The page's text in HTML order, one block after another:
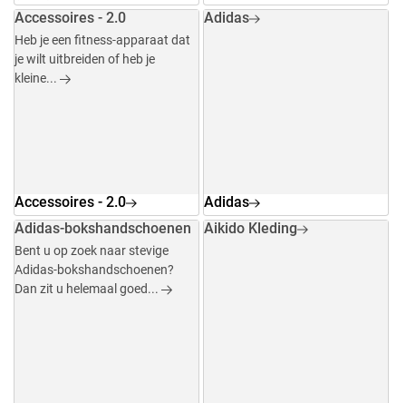
Accessoires - 2.0
Heb je een fitness-apparaat dat
je wilt uitbreiden of heb je
kleine...
Accessoires - 2.0
Adidas
Adidas
Adidas-bokshandschoenen
Bent u op zoek naar stevige
Adidas-bokshandschoenen?
Dan zit u helemaal goed...
Aikido Kleding